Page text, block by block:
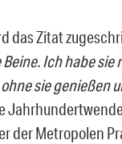
das Zitat
Ich habe sie
sie genießen
der Metropolen